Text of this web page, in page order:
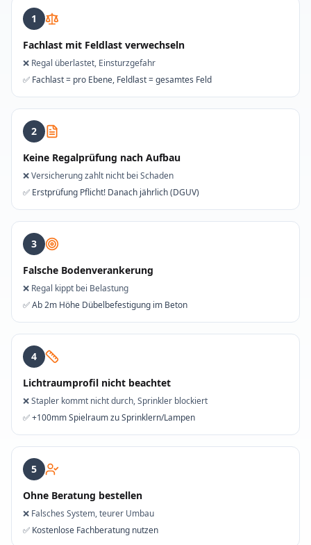
1
Fachlast mit Feldlast verwechseln
❌ Regal überlastet, Einsturzgefahr
✅ Fachlast = pro Ebene, Feldlast = gesamtes Feld
2
Keine Regalprüfung nach Aufbau
❌Versicherung zahlt nicht bei Schaden
✅ Erstprüfung Pflicht! Danach jährlich (DGUV)
3
Falsche Bodenverankerung
❌ Regal kippt bei Belastung
✅Ab 2m Höhe Dübelbefestigung im Beton
4
Lichtraumprofil nicht beachtet
❌Stapler kommt nicht durch, Sprinkler blockiert
✅+100mm Spielraum zu Sprinklern/Lampen
5
Ohne Beratung bestellen
❌ Falsches System, teurer Umbau
✅ Kostenlose Fachberatung nutzen